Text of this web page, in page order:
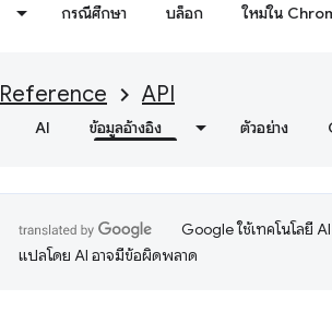
กรณีศึกษา บล็อก ใหม่ใน
Reference API
AI ข้อมูลอ้างอิง ตัวอย่าง
Google ใช้เทคโนโลยี
แปลโดย AI อาจมีข้อผิดพลาด